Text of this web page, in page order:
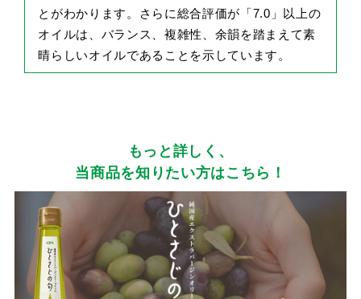
とがわかります。さらに総合評価が「7.0」以上の
オイルは、バランス、複雑性、余韻を踏まえて素
晴らしいオイルであることを示しています。
もっと詳しく、
当商品を知りたい方はこちら！